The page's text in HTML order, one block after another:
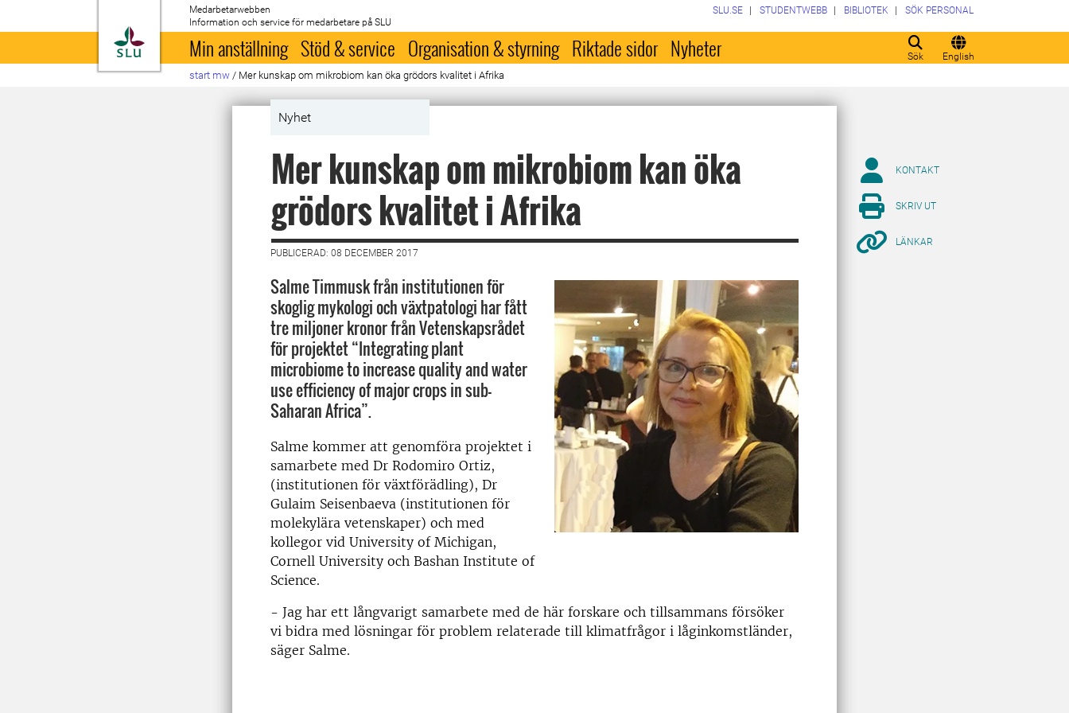
Till startsida
Medarbetarwebben
Information och service för medarbetare på SLU
Sök English
SLU.SE STUDENTWEBB BIBLIOTEK SÖK PERSONAL
Min anställning Stöd & service Organisation & styrning Riktade sidor Nyheter
start mw / Mer kunskap om mikrobiom kan öka grödors kvalitet i Afrika
Nyhet
Mer kunskap om mikrobiom kan öka
grödors kvalitet i Afrika
PUBLICERAD: 08 DECEMBER 2017
Salme Timmusk från institutionen för
skoglig mykologi och växtpatologi har fått
tre miljoner kronor från Vetenskapsrådet
för projektet “Integrating plant
microbiome to increase quality and water
use efficiency of major crops in sub-
Saharan Africa”.
Salme kommer att genomföra projektet i
samarbete med Dr Rodomiro Ortiz,
(institutionen för växtförädling), Dr
Gulaim Seisenbaeva (institutionen för
molekylära vetenskaper) och med
kollegor vid University of Michigan,
Cornell University och Bashan Institute of
Science.
- Jag har ett långvarigt samarbete med de här forskare och tillsammans försöker
vi bidra med lösningar för problem relaterade till klimatfrågor i låginkomstländer,
säger Salme.
KONTAKT
SKRIV UT
LÄNKAR